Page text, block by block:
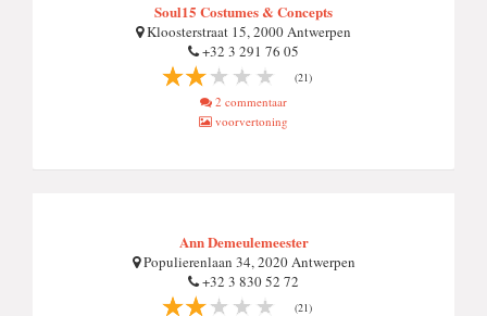
Soul15 Costumes & Concepts
Kloosterstraat 15, 2000 Antwerpen
+32 3 291 76 05
(21)
2 commentaar
voorvertoning
Ann Demeulemeester
Populierenlaan 34, 2020 Antwerpen
+32 3 830 52 72
(21)